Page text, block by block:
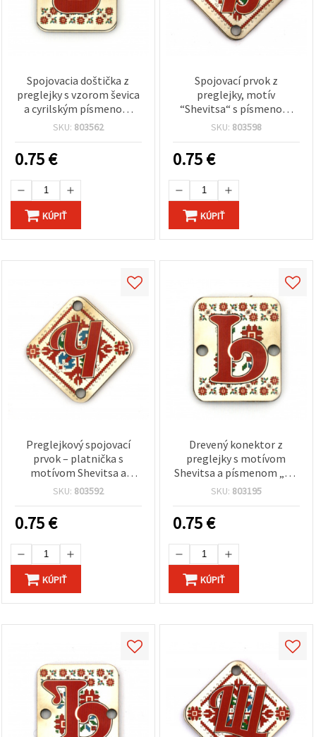
Spojovacia doštička z
preglejky s vzorom ševica
a cyrilským písmenom
„З“, 20×25×2 mm, otvor
SKU: 803562
0.75€
KÚPIŤ
Spojovací prvok z
preglejky, motív
“Shevitsa“ s písmenom
“Ъ“, 30x2 mm, s otvorom
SKU: 803598
0.75€
KÚPIŤ
Preglejkový spojovací
prvok – platnička s
motívom Shevitsa a
písmenom „Ч“ (cyrilika
mm – sada 5 ks
SKU: 803592
0.75€
KÚPIŤ
Drevený konektor z
preglejky s motívom
Shevitsa a písmenom „Ь“,
20×25×2 mm, otvor 2,5
SKU: 803195
0.75€
KÚPIŤ